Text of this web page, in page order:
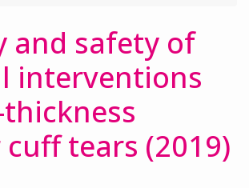
and safety of
interventions
tears (2019)